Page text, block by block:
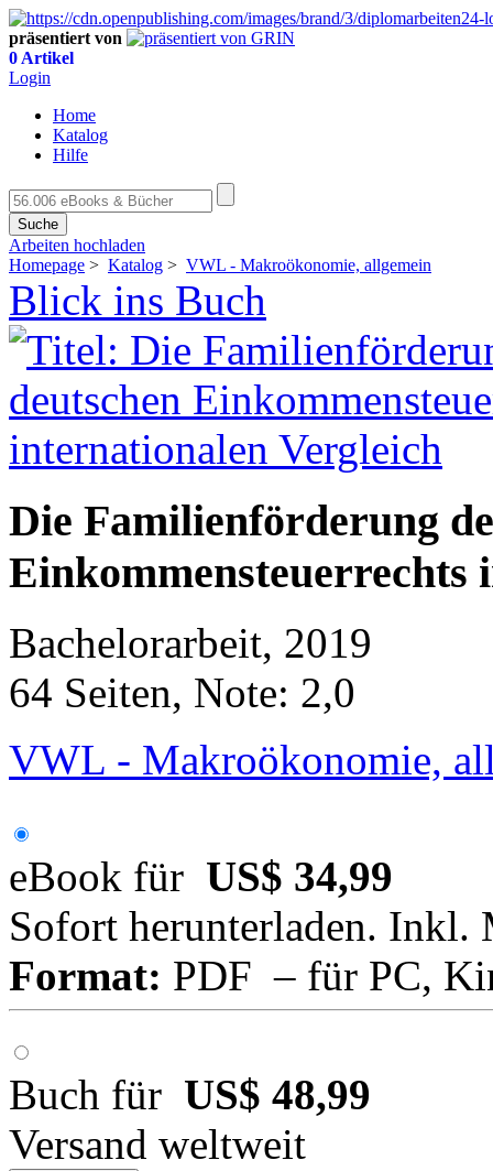
präsentiert von
0 Artikel
Login
Home
Katalog
Hilfe
Suche
Arbeiten hochladen
Homepage > Katalog > VWL - Makroökonomie, allgemein
Blick ins Buch
Die Familienförderung
Einkommensteuerrechts
Bachelorarbeit, 2019
64 Seiten, Note: 2,0
VWL - Makroökonomie,
eBook für US$ 34,99
Sofort herunterladen. Inkl.
Format: PDF – für PC,
Buch für US$ 48,99
Versand weltweit